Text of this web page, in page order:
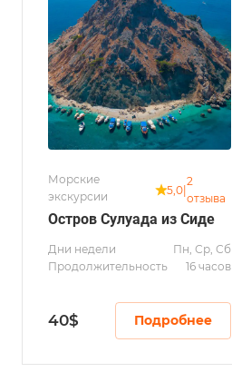
Морские
экскурсии
5,0
2
отзыва
Остров Сулуада из Сиде
Дни недели
Пн, Ср, Сб
Продолжительность
16 часов
40$ Подробнее